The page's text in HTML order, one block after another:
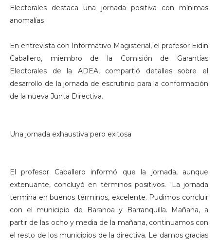
Electorales destaca una jornada positiva con mínimas
anomalías
En entrevista con Informativo Magisterial, el profesor Eidin
Caballero, miembro de la Comisión de Garantías
Electorales de la ADEA, compartió detalles sobre el
desarrollo de la jornada de escrutinio para la conformación
de la nueva Junta Directiva.
Una jornada exhaustiva pero exitosa
El profesor Caballero informó que la jornada, aunque
extenuante, concluyó en términos positivos. "La jornada
termina en buenos términos, excelente. Pudimos concluir
con el municipio de Baranoa y Barranquilla. Mañana, a
partir de las ocho y media de la mañana, continuamos con
el resto de los municipios de la directiva. Le damos gracias